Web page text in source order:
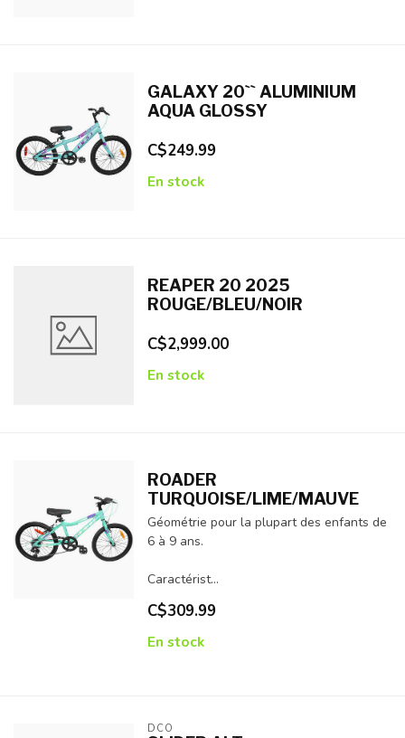
GALAXY 20`` ALUMINIUM
AQUA GLOSSY
C$249.99
En stock
REAPER 20 2025
ROUGE/BLEU/NOIR
C$2,999.00
En stock
ROADER
TURQUOISE/LIME/MAUVE
Géométrie pour la plupart des enfants de
6 à 9 ans.
Caractérist...
C$309.99
En stock
DCO